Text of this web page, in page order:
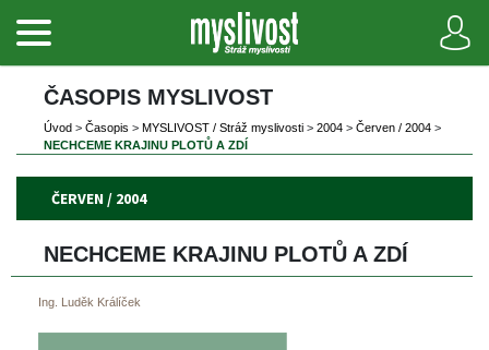
ČASOPIS MYSLIVOST
Úvod > Časopi > MYSLIVOST / Stráž myslivosti > 2004 > Červen / 2004 >
NECHCEME KRAJINU PLOTŮ A ZDÍ
ČERVEN / 2004
NECHCEME KRAJINU PLOTŮ A ZDÍ
Ing. Luděk Králíček